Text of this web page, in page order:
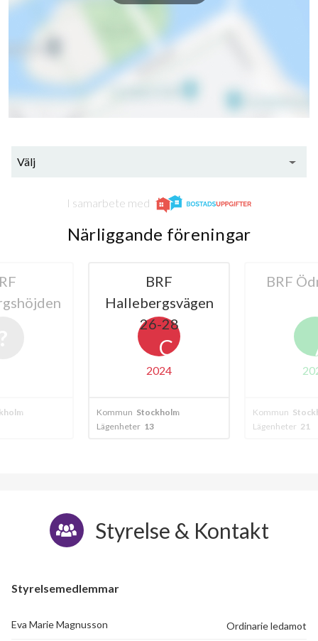
13
Välj
I samarbete med
Närliggande föreningar
BRF Ödmården
A
2024
Kommun Stockholm
Lägenheter 21
BRF
Kommun
Lägenheter 19
Styrelse & Kontakt
Styrelsemedlemmar
Eva Marie Magnusson Ordinarie ledamot